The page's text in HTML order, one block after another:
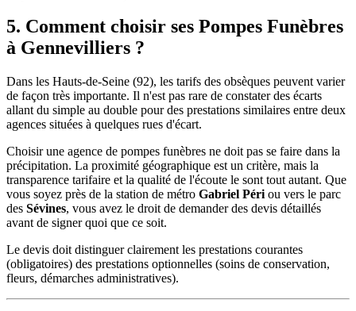
5. Comment choisir ses Pompes Funèbres
à Gennevilliers ?
Dans les Hauts-de-Seine (92), les tarifs des obsèques peuvent varier
de façon très importante. Il n'est pas rare de constater des écarts
allant du simple au double pour des prestations similaires entre deux
agences situées à quelques rues d'écart.
Choisir une agence de pompes funèbres ne doit pas se faire dans la
précipitation. La proximité géographique est un critère, mais la
transparence tarifaire et la qualité de l'écoute le sont tout autant. Que
vous soyez près de la station de métro Gabriel Péri ou vers le parc
des Sévines, vous avez le droit de demander des devis détaillés
avant de signer quoi que ce soit.
Le devis doit distinguer clairement les prestations courantes
(obligatoires) des prestations optionnelles (soins de conservation,
fleurs, démarches administratives).